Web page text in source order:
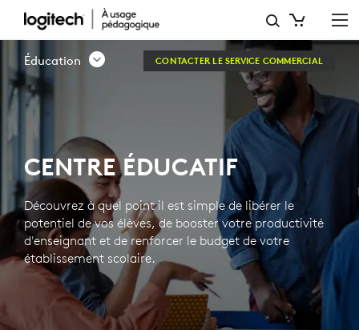
CENTRE
ÉDUCATIF
Éducation CONTACTER LE SERVICE COMMERCIAL
CENTRE ÉDUCATIF
Découvrez à quel point il est simple de libérer le
potentiel de vos élèves, de booster votre productivité
d'enseignant et de renforcer le budget de votre
établissement scolaire.